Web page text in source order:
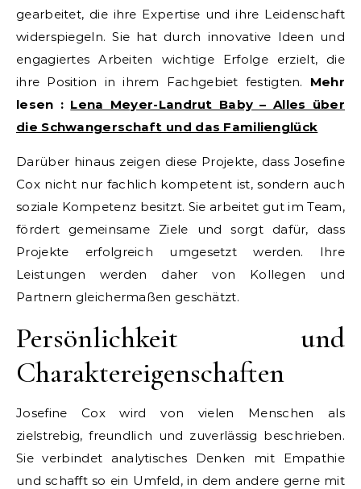
gearbeitet, die ihre Expertise und ihre Leidenschaft
widerspiegeln. Sie hat durch innovative Ideen und
engagiertes Arbeiten wichtige Erfolge erzielt, die
ihre Position in ihrem Fachgebiet festigten. Mehr
lesen : Lena Meyer-Landrut Baby – Alles über
die Schwangerschaft und das Familienglück
Darüber hinaus zeigen diese Projekte, dass Josefine
Cox nicht nur fachlich kompetent ist, sondern auch
soziale Kompetenz besitzt. Sie arbeitet gut im Team,
fördert gemeinsame Ziele und sorgt dafür, dass
Projekte erfolgreich umgesetzt werden. Ihre
Leistungen werden daher von Kollegen und
Partnern gleichermaßen geschätzt.
Persönlichkeit und
Charaktereigenschaften
Josefine Cox wird von vielen Menschen als
zielstrebig, freundlich und zuverlässig beschrieben.
Sie verbindet analytisches Denken mit Empathie
und schafft so ein Umfeld, in dem andere gerne mit